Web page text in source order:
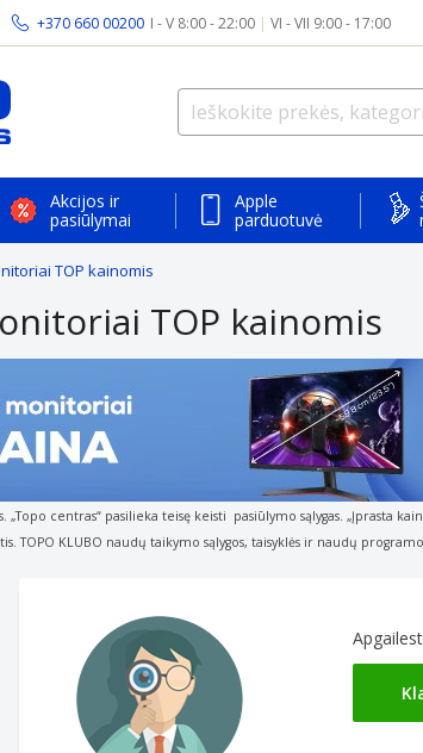
+370 660 00200 I - V 8:00 - 22:00 | VI - VII 9:00 - 17:00
Akcijos ir
pasiūlymai
Apple
parduotuvė
TOP kainomis
TOP kainomis
centras“ pasilieka teisę keisti pasiūlymo sąlygas. „Įprasta
TOPO KLUBO naudų taikymo sąlygos, taisyklės ir naudų